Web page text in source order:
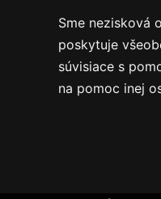
Sme nezisková
poskytuje
súvisiace s
na pomoc inej